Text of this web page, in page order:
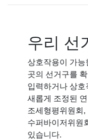
우리 선
상호작용이 가능
곳의 선거구를
입력하거나 상호
새롭게 조정된
조세형평위원회,
수퍼바이저위원
있습니다.